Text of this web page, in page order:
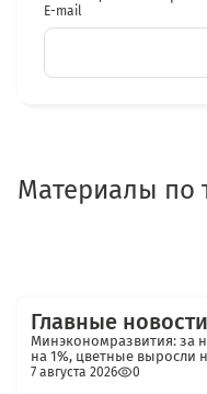
E-mail
Материалы по
Главные новости
Минэкономразвития: за
на 1%, цветные выросли
7 августа 2026 0